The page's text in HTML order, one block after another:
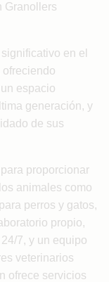
Granollers
en el
espacio
generación, y
de sus
proporcionar
animales como
perros y gatos,
propio,
7, y un equipo
veterinarios
ofrece servicios